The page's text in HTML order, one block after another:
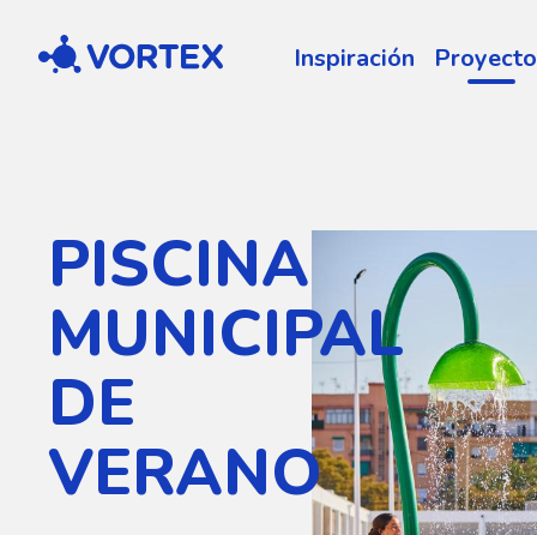
Vortex Inspiración
PISCINA
MUNICIPAL
DE
VERANO